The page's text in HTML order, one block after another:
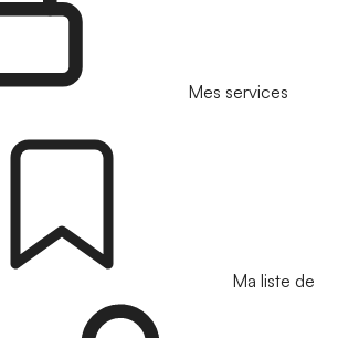
Mes services
Ma liste de